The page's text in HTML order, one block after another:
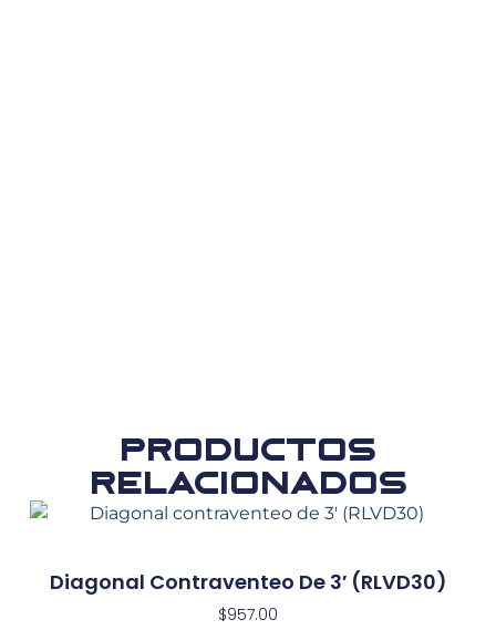
Productos
relacionados
Diagonal Contraventeo De 3′ (RLVD30)
$957.00